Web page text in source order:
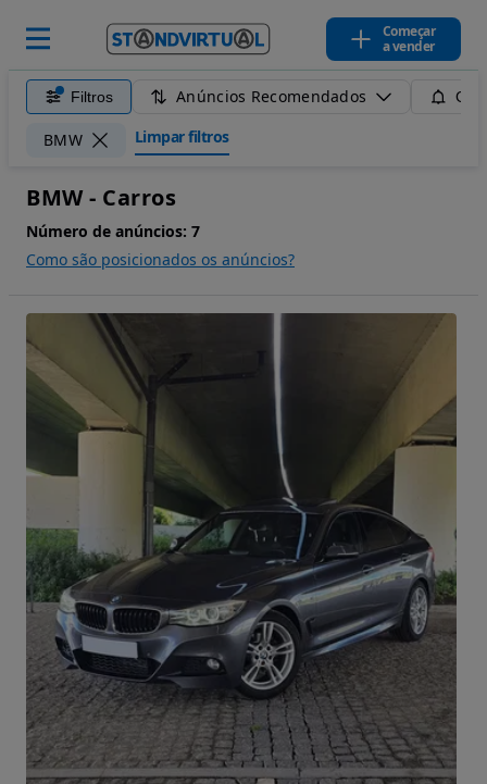
Começar
a vender
Filtros Anúncios Recomendados
BMW Limpar filtros
BMW - Carros
Número de anúncios: 7
Como são posicionados os anúncios?